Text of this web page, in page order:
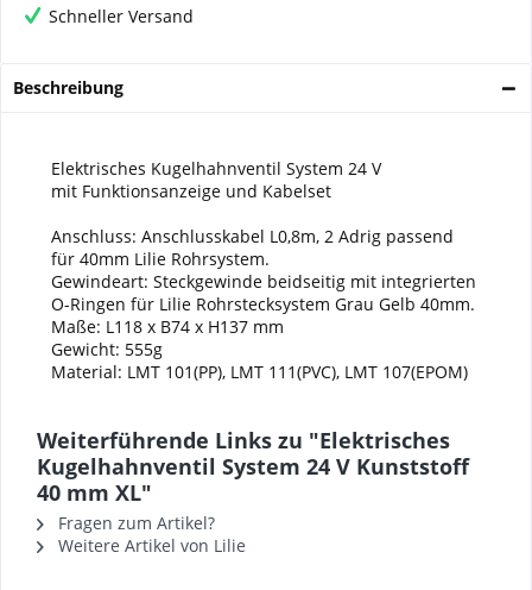
Schneller Versand
Beschreibung
Elektrisches Kugelhahnventil System 24 V
mit Funktionsanzeige und Kabelset
Anschluss: Anschlusskabel L0,8m, 2 Adrig passend
für 40mm Lilie Rohrsystem.
Gewindeart: Steckgewinde beidseitig mit integrierten
O-Ringen für Lilie Rohrstecksystem Grau Gelb 40mm.
Maße: L118 x B74 x H137 mm
Gewicht: 555g
Material: LMT 101(PP), LMT 111(PVC), LMT 107(EPOM)
Weiterführende Links zu "Elektrisches
Kugelhahnventil System 24 V Kunststoff
40 mm XL"
Fragen zum Artikel?
Weitere Artikel von Lilie